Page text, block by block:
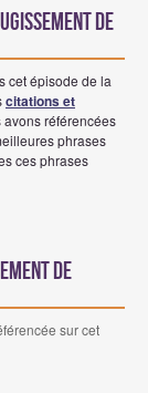
de
cet épisode de la
citations et
avons référencées
phrases
ces phrases
de
sur cet